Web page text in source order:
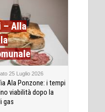
– Alla
25 Luglio 2026
Ala Ponzone: i tempi
viabilità dopo la
gas